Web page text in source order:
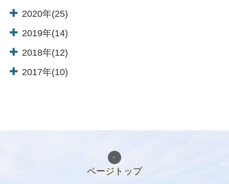
2020年(25)
2019年(14)
2018年(12)
2017年(10)
ページトップ
いつうら便り・